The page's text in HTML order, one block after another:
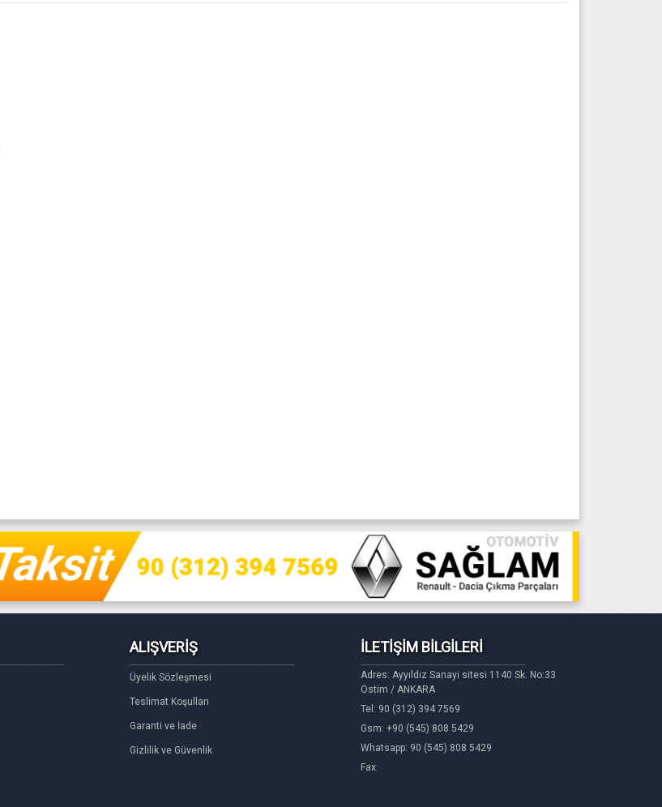
ALIŞVERİŞ
Üyelik Sözleşmesi
Teslimat Koşulları
Garanti ve İade
Gizlilik ve Güvenlik
İLETİŞİM BİLGİLERİ
Adres: Ayyıldız Sanayi sitesi 1140 Sk. No:33
Ostim / ANKARA
Tel: 90 (312) 394 7569
Gsm: +90 (545) 808 5429
Whatsapp: 90 (545) 808 5429
Fax: